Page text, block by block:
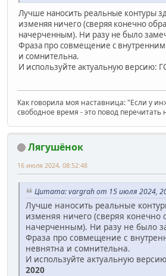
Лучше наносить реальные контуры
изменяя ничего (сверяя конечно
начерченным). Ни разу не было
Фраза про совмещение с
и сомнительна.
И используйте актуальную версию:
Как говорила моя наставница: "Если у
свободное время - это повод перечитать
Лягушёнок
16 июля 2024, 08:52:48
Цитата: vargrah от 15 июля 2024,
Лучше наносить реальные
изменяя ничего (сверяя конечно
начерченным). Ни разу не было
Фраза про совмещение с
невнятна и сомнительна.
И используйте актуальную
2020